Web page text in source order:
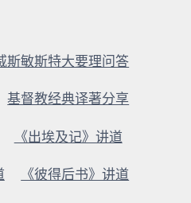
斯敏斯特大要理问答
基督教经典译著分享
《出埃及记》讲道
《彼得后书》讲道